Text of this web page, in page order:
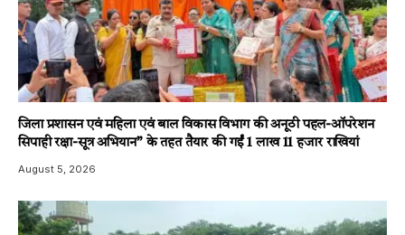
जिला प्रशासन एवं महिला एवं बाल विकास विभाग की अनूठी पहल-ऑपरेशन
सिपाही रक्षा-सूत्र अभियान” के तहत तैयार की गईं 1 लाख 11 हजार राखियां
August 5, 2026